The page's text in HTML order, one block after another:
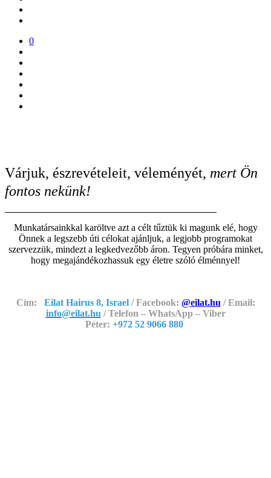
0
Várjuk, észrevételeit, véleményét, mert Ön
fontos nekünk!
Munkatársainkkal karöltve azt a célt tűztük ki magunk elé, hogy
Önnek a legszebb úti célokat ajánljuk, a legjobb programokat
szervezzük, mindezt a legkedvezőbb áron. Tegyen próbára minket,
hogy megajándékozhassuk egy életre szóló élménnyel!
Cím: Eilat Hairus 8, Israel/ Facebook: @eilat.hu / Email:
info@eilat.hu / Telefon – WhatsApp – Viber
Péter: +972 52 9066 880